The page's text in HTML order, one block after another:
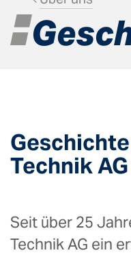
Technik AG
Seit über 25
Technik AG ein